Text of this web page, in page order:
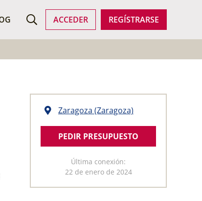
ACCEDER REGÍSTRARSE
Zaragoza (Zaragoza)
PEDIR PRESUPUESTO
Última conexión:
22 de enero de 2024